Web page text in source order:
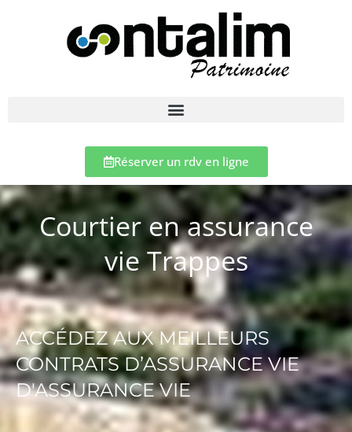
Réserver un rdv en ligne
Courtier en assurance
vie Trappes
ACCÉDEZ AUX MEILLEURS
CONTRATS D’ASSURANCE VIE
D'ASSURANCE VIE